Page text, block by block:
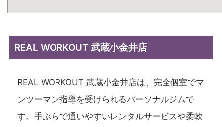
REAL WORKOUT 武蔵小金井店
REAL WORKOUT 武蔵小金井店は、完全個室でマ
ンツーマン指導を受けられるパーソナルジムで
す。手ぶらで通いやすいレンタルサービスや柔軟